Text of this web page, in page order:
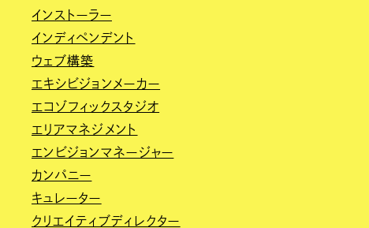
インストーラー
インディペンデント
ウェブ構築
エキシビジョンメーカー
エコゾフィックスタジオ
エリアマネジメント
エンビジョンマネージャー
カンパニー
キュレーター
クリエイティブディレクター